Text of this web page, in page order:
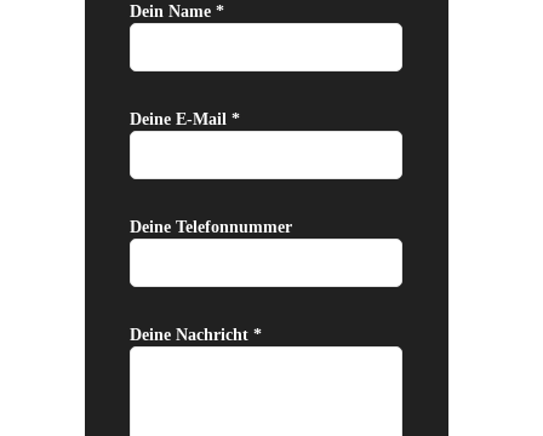
Dein Name *
Deine E-Mail *
Deine Telefonnummer
Deine Nachricht *